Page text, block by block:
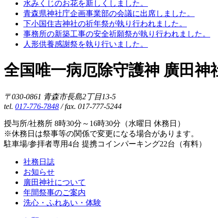
水みくじのお花を新しくしました。
青森県神社庁企画事業部の会議に出席しました。
下小国住吉神社の祈年祭が執り行われました。
事務所の新築工事の安全祈願祭が執り行われました。
人形供養感謝祭を執り行いました。
全国唯一病厄除守護神 廣田神
〒030-0861 青森市長島2丁目13-5
tel. 017-776-7848 / fax. 017-777-5244
授与所/社務所 8時30分～16時30分（水曜日 休務日）
※休務日は祭事等の関係で変更になる場合があります。
駐車場/参拝者専用4台 提携コインパーキング22台（有料）
社務日誌
お知らせ
廣田神社について
年間祭事のご案内
洗心・ふれあい・体験